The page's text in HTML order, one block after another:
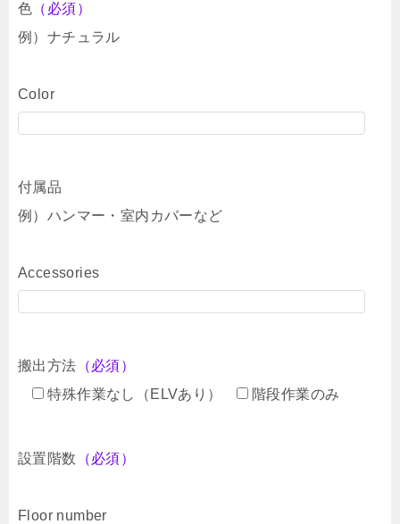
色 （必須）
例）ナチュラル
Color
付属品
例）ハンマー・室内カバーなど
Accessories
搬出方法 （必須）
特殊作業なし（ELVあり）
階段作業のみ
設置階数 （必須）
Floor number